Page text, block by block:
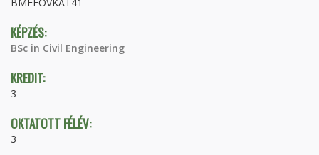
KÉPZÉS:
BSc in Civil Engineering
KREDIT:
3
OKTATOTT FÉLÉV:
3